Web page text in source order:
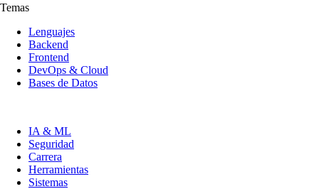
Temas
Lenguajes
Backend
Frontend
DevOps & Cloud
Bases de Datos
IA & ML
Seguridad
Carrera
Herramientas
Sistemas